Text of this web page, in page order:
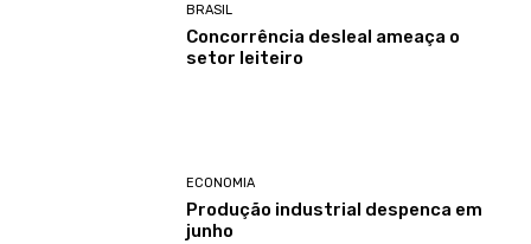
BRASIL
Concorrência desleal ameaça o
setor leiteiro
ECONOMIA
Produção industrial despenca em
junho